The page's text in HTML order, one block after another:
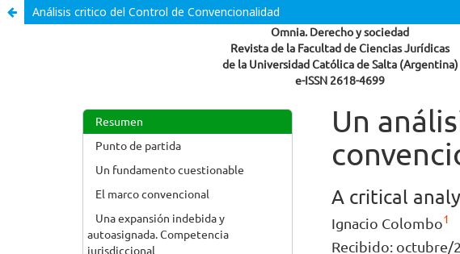
Análisis critico del Control de Convencionalidad